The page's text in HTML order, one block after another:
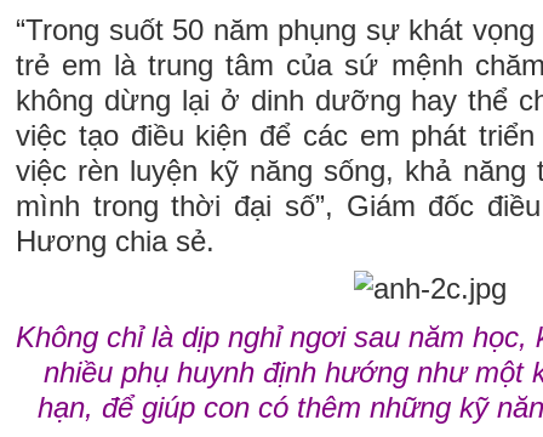
“Trong suốt 50 năm phụng sự khát
trẻ em là trung tâm của sứ mệnh
không dừng lại ở dinh dưỡng hay thể
việc tạo điều kiện để các em phát
việc rèn luyện kỹ năng sống, khả
mình trong thời đại số”, Giám đốc
Hương chia sẻ.
Không chỉ là dịp nghỉ ngơi sau năm
nhiều phụ huynh định hướng như một
hạn, để giúp con có thêm những kỹ